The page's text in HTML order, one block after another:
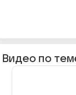
Видео по